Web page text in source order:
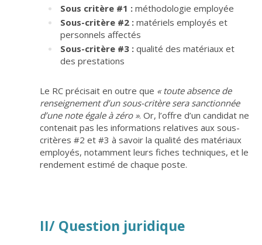
Sous critère #1 : méthodologie employée
Sous-critère #2 : matériels employés et
personnels affectés
Sous-critère #3 : qualité des matériaux et
des prestations
Le RC précisait en outre que « toute absence de
renseignement d’un sous-critère sera sanctionnée
d’une note égale à zéro ». Or, l’offre d’un candidat ne
contenait pas les informations relatives aux sous-
critères #2 et #3 à savoir la qualité des matériaux
employés, notamment leurs fiches techniques, et le
rendement estimé de chaque poste.
II/ Question juridique